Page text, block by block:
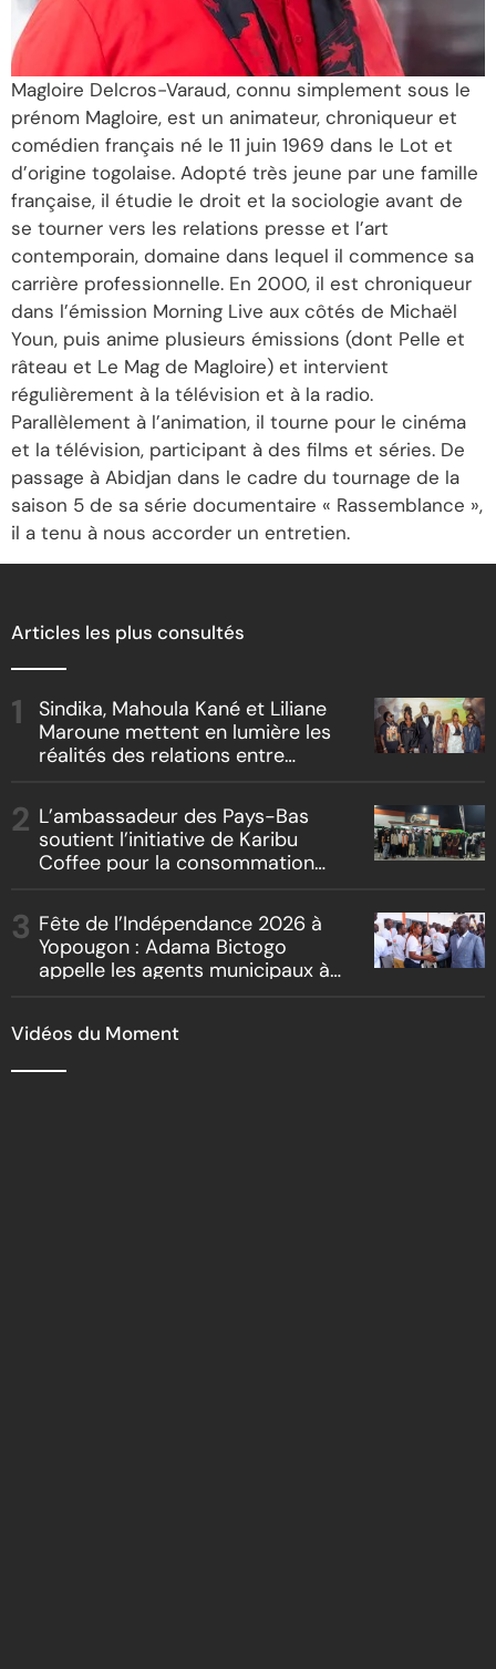
Magloire Delcros-Varaud, connu simplement sous le
prénom Magloire, est un animateur, chroniqueur et
comédien français né le 11 juin 1969 dans le Lot et
d’origine togolaise. Adopté très jeune par une famille
française, il étudie le droit et la sociologie avant de
se tourner vers les relations presse et l’art
contemporain, domaine dans lequel il commence sa
carrière professionnelle. En 2000, il est chroniqueur
dans l’émission Morning Live aux côtés de Michaël
Youn, puis anime plusieurs émissions (dont Pelle et
râteau et Le Mag de Magloire) et intervient
régulièrement à la télévision et à la radio.
Parallèlement à l’animation, il tourne pour le cinéma
et la télévision, participant à des films et séries. De
passage à Abidjan dans le cadre du tournage de la
saison 5 de sa série documentaire « Rassemblance »,
il a tenu à nous accorder un entretien.
Articles les plus consultés
Sindika, Mahoula Kané et Liliane
Maroune mettent en lumière les
réalités des relations entre
« Boss vs Boss »
L’ambassadeur des Pays-Bas
soutient l’initiative de Karibu
Coffee pour la consommation
reboisement
Fête de l’Indépendance 2026 à
Yopougon : Adama Bictogo
appelle les agents municipaux à
Vidéos du Moment